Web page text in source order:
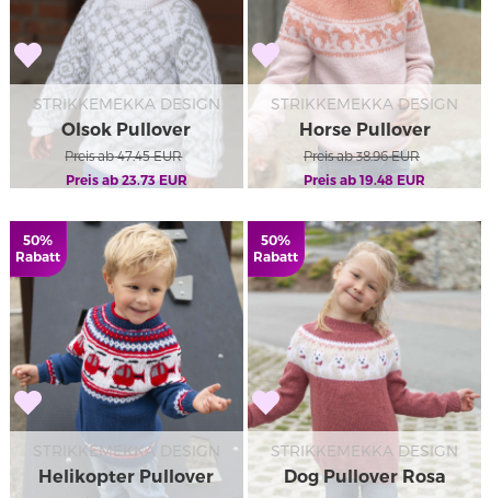
STRIKKEMEKKA DESIGN
Olsok Pullover
Preis ab 47.45EUR
Preis ab 23.73EUR
STRIKKEMEKKA DESIGN
Horse Pullover
Preis ab 38.96EUR
Preis ab 19.48 EUR
50%
Rabatt
STRIKKEMEKKA DESIGN
Helikopter Pullover
50%
Rabatt
STRIKKEMEKKA DESIGN
Dog Pullover Rosa